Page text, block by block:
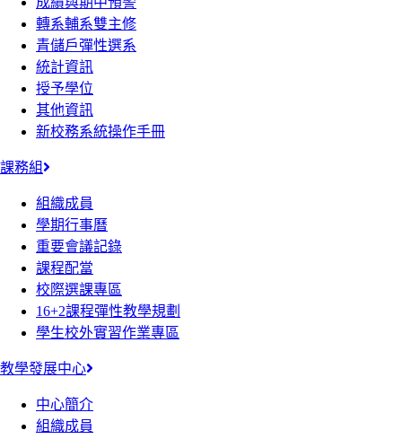
轉系輔系雙主修
青儲戶彈性選系
統計資訊
授予學位
其他資訊
新校務系統操作手冊
課務組
組織成員
學期行事曆
重要會議記錄
課程配當
校際選課專區
16+2課程彈性教學規劃
學生校外實習作業專區
教學發展中心
中心簡介
組織成員